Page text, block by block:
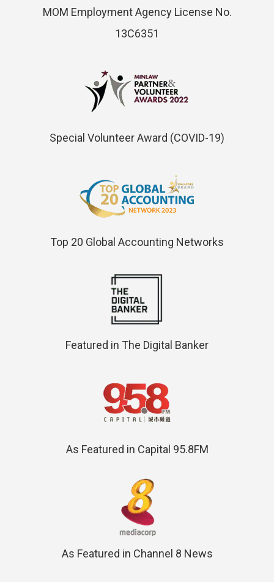
MOM Employment Agency License No.
13C6351
Special Volunteer Award (COVID-19)
Top 20 Global Accounting Networks
Featured in The Digital Banker
As Featured in Capital 95.8FM
As Featured in Channel 8 News